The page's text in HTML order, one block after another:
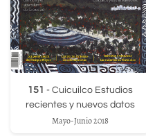
151 - Cuicuilco Estudios
recientes y nuevos datos
Mayo-Junio 2018